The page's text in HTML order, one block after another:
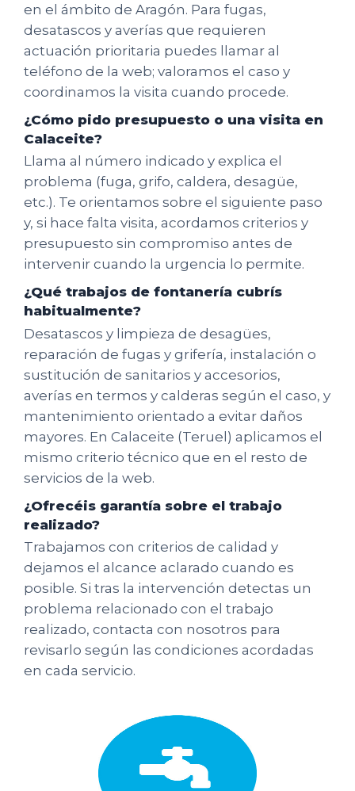
en el ámbito de Aragón. Para fugas,
desatascos y averías que requieren
actuación prioritaria puedes llamar al
teléfono de la web; valoramos el caso y
coordinamos la visita cuando procede.
¿Cómo pido presupuesto o una visita en
Calaceite?
Llama al número indicado y explica el
problema (fuga, grifo, caldera, desagüe,
etc.). Te orientamos sobre el siguiente paso
y, si hace falta visita, acordamos criterios y
presupuesto sin compromiso antes de
intervenir cuando la urgencia lo permite.
¿Qué trabajos de fontanería cubrís
habitualmente?
Desatascos y limpieza de desagües,
reparación de fugas y grifería, instalación o
sustitución de sanitarios y accesorios,
averías en termos y calderas según el caso, y
mantenimiento orientado a evitar daños
mayores. En Calaceite (Teruel) aplicamos el
mismo criterio técnico que en el resto de
servicios de la web.
¿Ofrecéis garantía sobre el trabajo
realizado?
Trabajamos con criterios de calidad y
dejamos el alcance aclarado cuando es
posible. Si tras la intervención detectas un
problema relacionado con el trabajo
realizado, contacta con nosotros para
revisarlo según las condiciones acordadas
en cada servicio.